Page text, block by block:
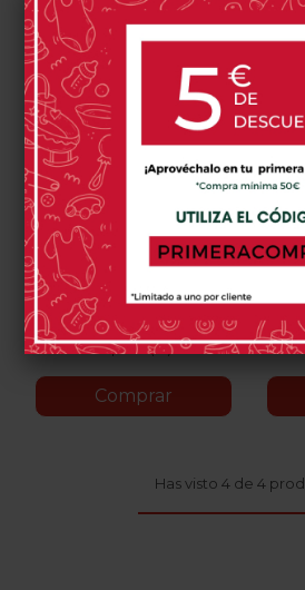
Bolsa De Viaje Cybex
59,95 €
0 opinión(es)
Comprar
Has visto 4 de 4